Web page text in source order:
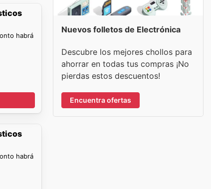
habrá
habrá
Nuevos folletos de Electrónica
Descubre los mejores chollos para
ahorrar en todas tus compras ¡No
pierdas estos descuentos!
Encuentra ofertas